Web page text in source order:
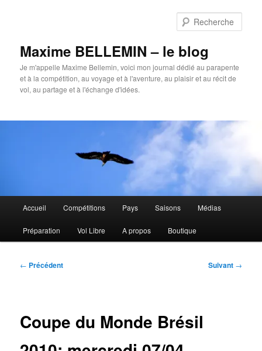
Maxime BELLEMIN – le blog
Je m'appelle Maxime Bellemin, voici mon journal dédié au parapente
et à la compétition, au voyage et à l'aventure, au plaisir et au récit de
vol, au partage et à l'échange d'idées.
principal
Accueil Compétitions Pays Saisons Médias
Préparation Vol Libre A propos Boutique
Navigation
← Précédent Suivant →
Coupe du Monde Brésil